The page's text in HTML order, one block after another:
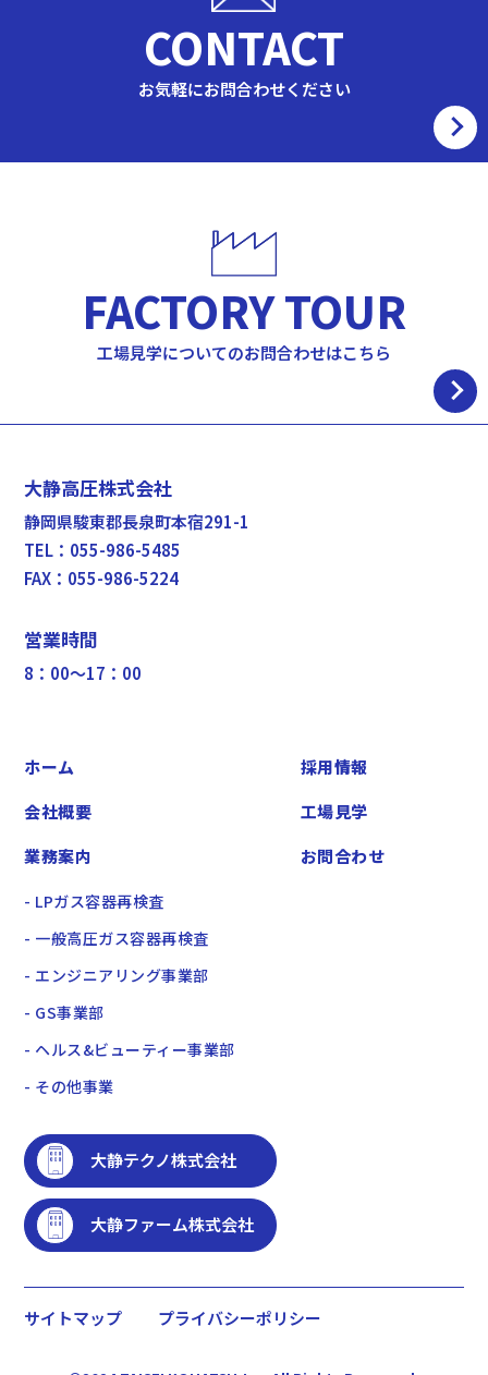
CONTACT
お気軽にお問合わせください
FACTORY TOUR
工場見学についてのお問合わせはこちら
大静高圧株式会社
静岡県駿東郡長泉町本宿291-1
TEL：055-986-5485
FAX：055-986-5224
営業時間
8：00〜17：00
ホーム
会社概要
業務案内
- LPガス容器再検査
- 一般高圧ガス容器再検査
- エンジニアリング事業部
- GS事業部
- ヘルス&ビューティー事業部
- その他事業
採用情報
工場見学
お問合わせ
大静テクノ株式会社
大静ファーム株式会社
サイトマップ プライバシーポリシー